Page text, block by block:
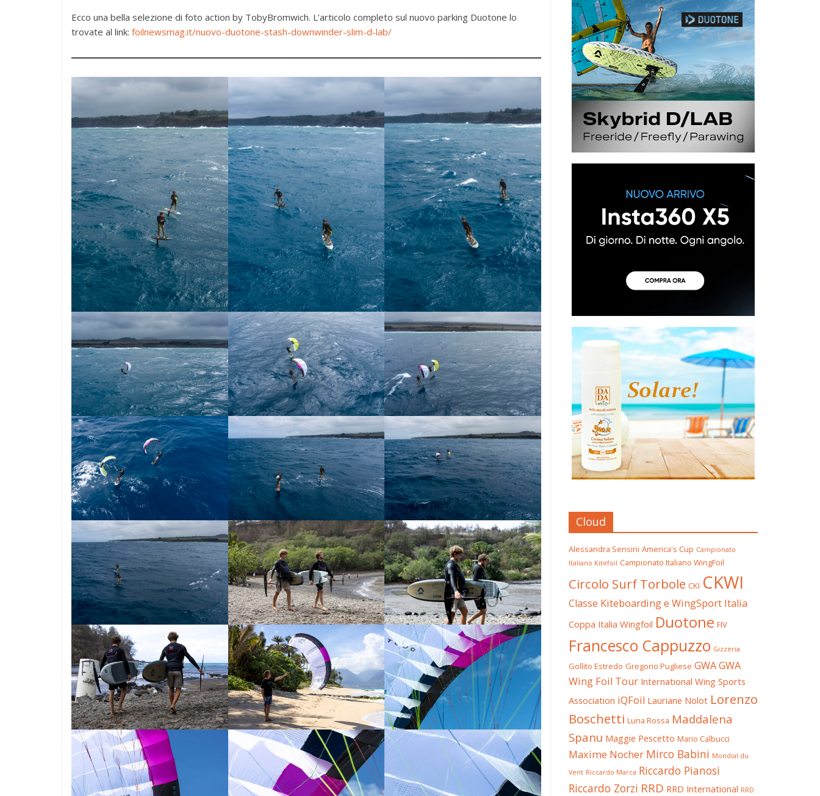
Ecco una bella selezione di foto action by TobyBromwich. L’articolo completo sul nuovo parking Duotone lo
trovate al link: foilnewsmag.it/nuovo-duotone-stash-downwinder-slim-d-lab/
Cloud
Alessandra Sensini America's Cup Campionato
Italiano Kitefoil Campionato Italiano WingFoil
Circolo Surf Torbole CKI CKWI
Classe Kiteboarding e WingSport Italia
Coppa Italia Wingfoil Duotone FIV
Francesco Cappuzzo Gizzeria
Gollito Estredo Gregorio Pugliese GWAGWA
Wing Foil Tour International Wing Sports
Association iQFoil Lauriane Nolot Lorenzo
Boschetti Luna Rossa Maddalena
Spanu Maggie Pescetto Mario Calbucci
Maxime Nocher Mirco Babini Mondial du
Vent Riccardo Marca Riccardo Pianosi
Riccardo Zorzi RRD RRD International RRD